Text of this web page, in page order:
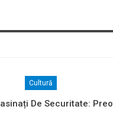
Cultură
De Securitate: